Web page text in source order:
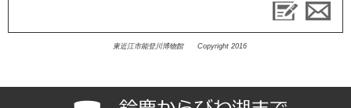
東近江市能登川博物館 Copyright 2016